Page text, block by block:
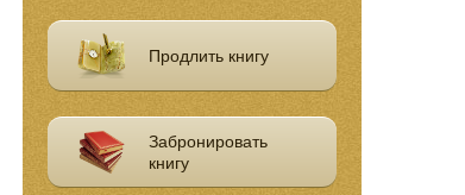
Продлить книгу
Забронировать
книгу